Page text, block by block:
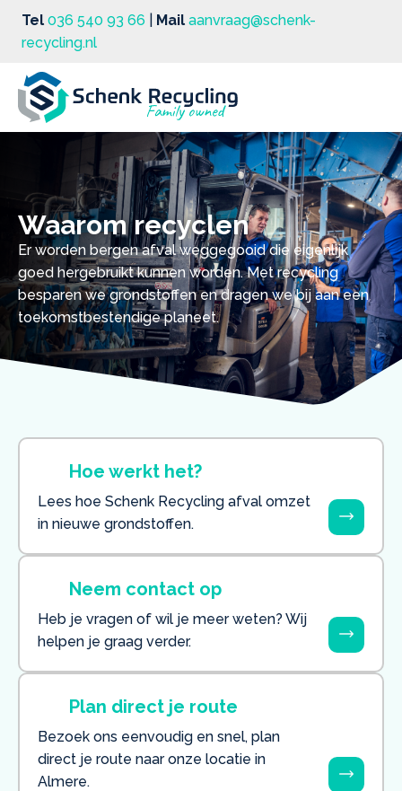
Tel 036 540 93 66 Mail aanvraag@schenk-
recycling.nl
Waarom recyclen
Er worden bergen afval weggegooid die eigenlijk
goed hergebruikt kunnen worden. Met recycling
besparen we grondstoffen en dragen we bij aan een
toekomstbestendige planeet.
Hoe werkt het?
Lees hoe Schenk Recycling afval omzet
in nieuwe grondstoffen.
Neem contact op
Heb je vragen of wil je meer weten? Wij
helpen je graag verder.
Plan direct je route
Bezoek ons eenvoudig en snel, plan
direct je route naar onze locatie in
Almere.